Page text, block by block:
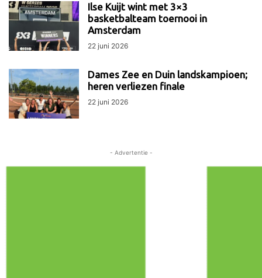
Ilse Kuijt wint met 3×3
basketbalteam toernooi in
Amsterdam
22 juni 2026
Dames Zee en Duin landskampioen;
heren verliezen finale
22 juni 2026
- Advertentie -